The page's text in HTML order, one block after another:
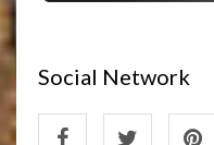
Social Network